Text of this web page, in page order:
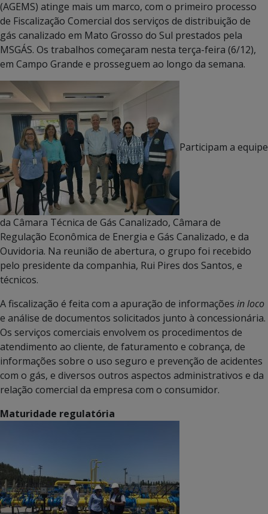
(AGEMS) atinge mais um marco, com o primeiro processo
de Fiscalização Comercial dos serviços de distribuição de
gás canalizado em Mato Grosso do Sul prestados pela
MSGÁS. Os trabalhos começaram nesta terça-feira (6/12),
em Campo Grande e prosseguem ao longo da semana.
Participam a equipe
da Câmara Técnica de Gás Canalizado, Câmara de
Regulação Econômica de Energia e Gás Canalizado, e da
Ouvidoria. Na reunião de abertura, o grupo foi recebido
pelo presidente da companhia, Rui Pires dos Santos, e
técnicos.
A fiscalização é feita com a apuração de informações in loco
e análise de documentos solicitados junto à concessionária.
Os serviços comerciais envolvem os procedimentos de
atendimento ao cliente, de faturamento e cobrança, de
informações sobre o uso seguro e prevenção de acidentes
com o gás, e diversos outros aspectos administrativos e da
relação comercial da empresa com o consumidor.
Maturidade regulatória